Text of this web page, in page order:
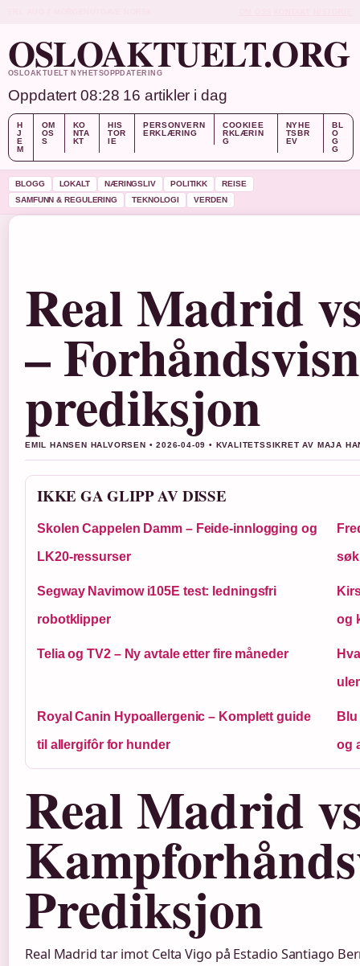
OSLOAKTUELT.ORG
OSLOAKTUELT NYHETSOPPDATERING
Oppdatert 08:28 16 artikler i dag
H
J
E
M
OM
OS
S
KO
NTA
KT
HIS
TOR
IE
PERSONVERN
ERKLÆRING
COOKIEE
RKLÆRIN
G
NYHE
TSBR
EV
BL
O
G
G
BLOGG LOKALT NÆRINGSLIV POLITIKK
REISE
SAMFUNN & REGULERING
TEKNOLOGI VERDEN
Real Madrid
–
prediksjon
EMIL HANSEN HALVORSEN • 2026-04-09 • KVALITETSSIKRET AV MAJA
IKKE GA GLIPP AV DISSE
Skolen Cappelen Damm – Feide-innlogging og
LK20-ressurser
Segway Navimow i105E test: ledningsfri
robotklipper og
Telia og TV2 – Ny avtale etter fire måneder
Royal Canin Hypoallergenic – Komplett guide
til allergifôr for hunder og
Real Madrid
Prediksjon
Real Madrid tar imot Celta Vigo på Estadio Santiago